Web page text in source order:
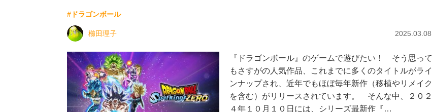
#ドラゴンボール
櫛田理子 2025.03.08
『ドラゴンボール』のゲームで遊びたい！ そう思って
もさすがの人気作品、これまでに多くのタイトルがライ
ンナップされ、近年でもほぼ毎年新作（移植やリメイク
を含む）がリリースされています。 そんな中、２０２
４年１０月１０日には、シリーズ最新作『…